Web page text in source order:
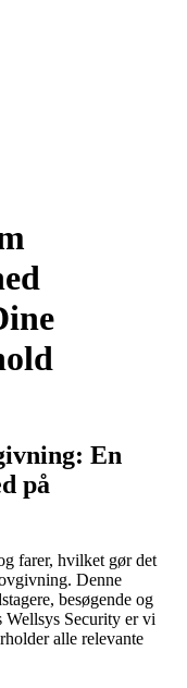
En
på
farer, hvilket gør det
Denne
besøgende og
Wellsys Security er vi
alle relevante